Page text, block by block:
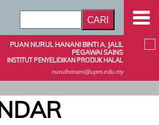
PUAN NURUL HANANI BINTI A. JALIL
PEGAWAI SAINS
INSTITUT PENYELIDIKAN PRODUK HALAL
nurulhanani@upm.edu.my